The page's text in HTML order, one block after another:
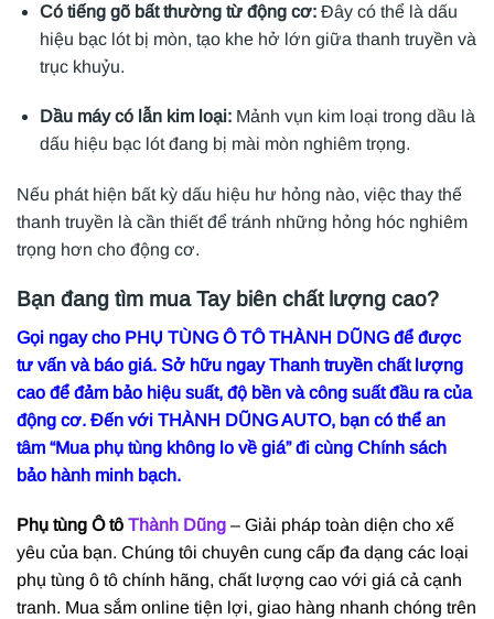
Có tiếng gõ bất thường từ động cơ: Đây có thể là dấu
hiệu bạc lót bị mòn, tạo khe hở lớn giữa thanh truyền và
trục khuỷu.
Dầu máy có lẫn kim loại: Mảnh vụn kim loại trong dầu là
dấu hiệu bạc lót đang bị mài mòn nghiêm trọng.
Nếu phát hiện bất kỳ dấu hiệu hư hỏng nào, việc thay thế
thanh truyền là cần thiết để tránh những hỏng hóc nghiêm
trọng hơn cho động cơ.
Bạn đang tìm mua Tay biên chất lượng cao?
Gọi ngay cho PHỤ TÙNG Ô TÔ THÀNH DŨNG để được
tư vấn và báo giá. Sở hữu ngay Thanh truyền chất lượng
cao để đảm bảo hiệu suất, độ bền và công suất đầu ra của
động cơ. Đến với THÀNH DŨNG AUTO, bạn có thể an
tâm “Mua phụ tùng không lo về giá” đi cùng Chính sách
bảo hành minh bạch.
Phụ tùng Ô tô Thành Dũng – Giải pháp toàn diện cho xế
yêu của bạn. Chúng tôi chuyên cung cấp đa dạng các loại
phụ tùng ô tô chính hãng, chất lượng cao với giá cả cạnh
tranh. Mua sắm online tiện lợi, giao hàng nhanh chóng trên